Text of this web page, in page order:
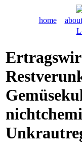
home about